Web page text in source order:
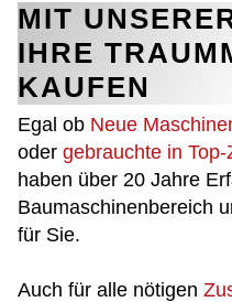
MIT
IHRE
KAUFEN
Egal ob Neue
oder gebrauchte in Top-
haben über 20 Jahre
Baumaschinenbereich
für Sie.
Auch für alle nötigen